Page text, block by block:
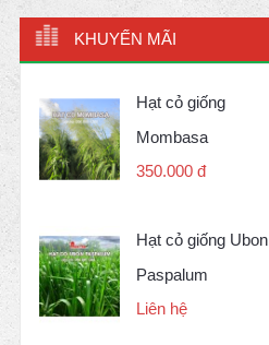
KHUYẾN MÃI
Hạt cỏ giống
Mombasa
350.000 đ
Hạt cỏ giống Ubon
Paspalum
Liên hệ